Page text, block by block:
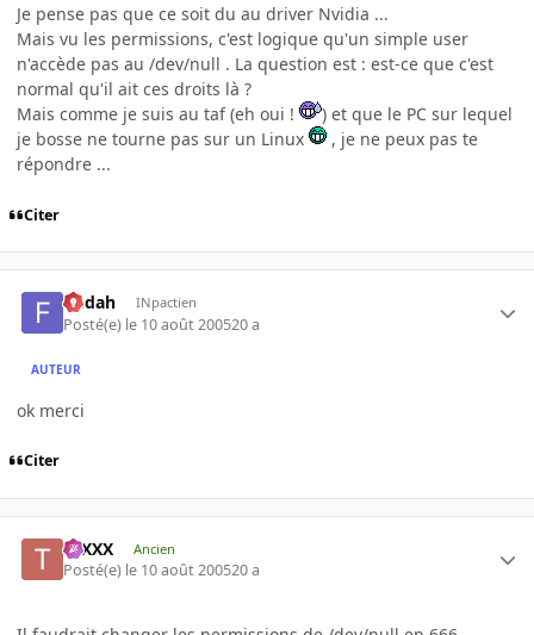
Je pense pas que ce soit du au driver Nvidia ...
Mais vu les permissions, c'est logique qu'un simple user
n'accède pas au /dev/null . La question est : est-ce que c'est
normal qu'il ait ces droits là ?
Mais comme je suis au taf (eh oui !
) et que le PC sur lequel
je bosse ne tourne pas sur un Linux
, je ne peux pas te
répondre ...
Citer
fledah INpactien
Posté(e) le 10 août 200520 a
AUTEUR
ok merci
Citer
tuXXX Ancien
Posté(e) le 10 août 200520 a